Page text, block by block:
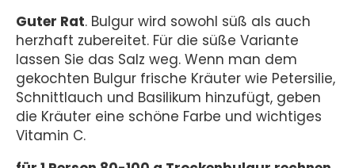
Guter Rat. Bulgur wird sowohl süß als auch
herzhaft zubereitet. Für die süße Variante
lassen Sie das Salz weg. Wenn man dem
gekochten Bulgur frische Kräuter wie Petersilie,
Schnittlauch und Basilikum hinzufügt, geben
die Kräuter eine schöne Farbe und wichtiges
Vitamin C.